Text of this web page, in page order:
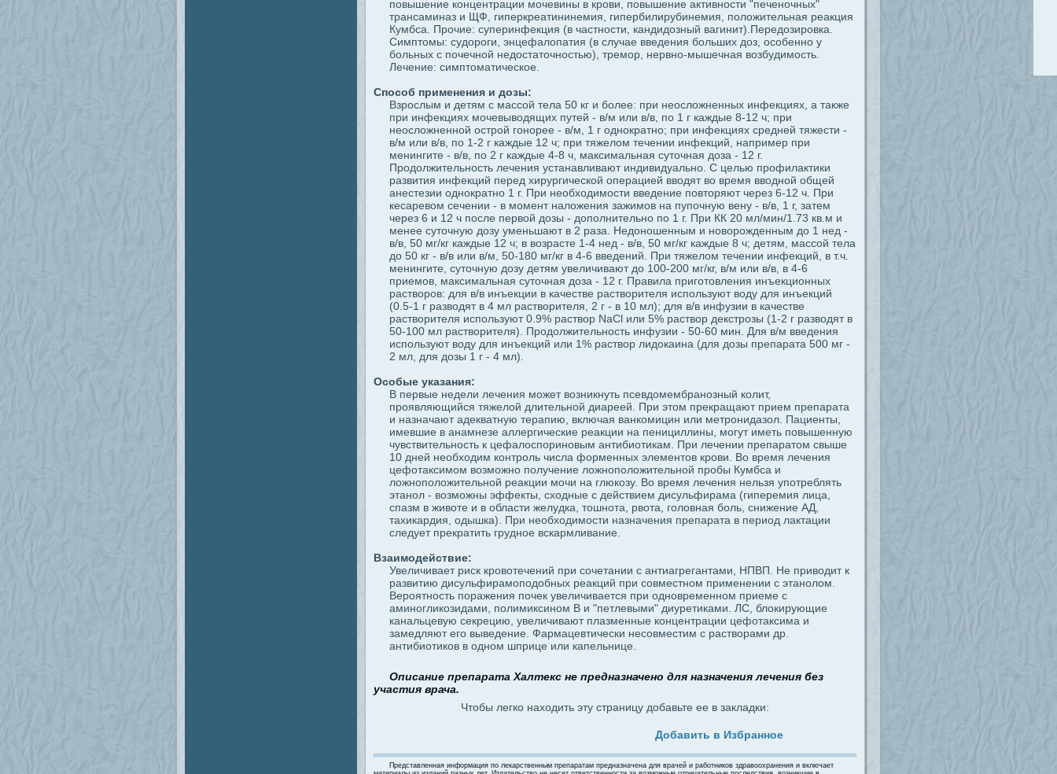
повышение концентрации мочевины в крови, повышение активности "печеночных"
трансаминаз и ЩФ, гиперкреатининемия, гипербилирубинемия, положительная реакция
Кумбса. Прочие: суперинфекция (в частности, кандидозный вагинит).Передозировка.
Симптомы: судороги, энцефалопатия (в случае введения больших доз, особенно у
больных с почечной недостаточностью), тремор, нервно-мышечная возбудимость.
Лечение: симптоматическое.
Способ применения и дозы:
Взрослым и детям с массой тела 50 кг и более: при неосложненных инфекциях, а также
при инфекциях мочевыводящих путей - в/м или в/в, по 1 г каждые 8-12 ч; при
неосложненной острой гонорее - в/м, 1 г однократно; при инфекциях средней тяжести -
в/м или в/в, по 1-2 г каждые 12 ч; при тяжелом течении инфекций, например при
менингите - в/в, по 2 г каждые 4-8 ч, максимальная суточная доза - 12 г.
Продолжительность лечения устанавливают индивидуально. С целью профилактики
развития инфекций перед хирургической операцией вводят во время вводной общей
анестезии однократно 1 г. При необходимости введение повторяют через 6-12 ч. При
кесаревом сечении - в момент наложения зажимов на пупочную вену - в/в, 1 г, затем
через 6 и 12 ч после первой дозы - дополнительно по 1 г. При КК 20 мл/мин/1.73 кв.м и
менее суточную дозу уменьшают в 2 раза. Недоношенным и новорожденным до 1 нед -
в/в, 50 мг/кг каждые 12 ч; в возрасте 1-4 нед - в/в, 50 мг/кг каждые 8 ч; детям, массой тела
до 50 кг - в/в или в/м, 50-180 мг/кг в 4-6 введений. При тяжелом течении инфекций, в т.ч.
менингите, суточную дозу детям увеличивают до 100-200 мг/кг, в/м или в/в, в 4-6
приемов, максимальная суточная доза - 12 г. Правила приготовления инъекционных
растворов: для в/в инъекции в качестве растворителя используют воду для инъекций
(0.5-1 г разводят в 4 мл растворителя, 2 г - в 10 мл); для в/в инфузии в качестве
растворителя используют 0.9% раствор NaCl или 5% раствор декстрозы (1-2 г разводят в
50-100 мл растворителя). Продолжительность инфузии - 50-60 мин. Для в/м введения
используют воду для инъекций или 1% раствор лидокаина (для дозы препарата 500 мг -
2 мл, для дозы 1 г - 4 мл).
Особые указания:
В первые недели лечения может возникнуть псевдомембранозный колит,
проявляющийся тяжелой длительной диареей. При этом прекращают прием препарата
и назначают адекватную терапию, включая ванкомицин или метронидазол. Пациенты,
имевшие в анамнезе аллергические реакции на пенициллины, могут иметь повышенную
чувствительность к цефалоспориновым антибиотикам. При лечении препаратом свыше
10 дней необходим контроль числа форменных элементов крови. Во время лечения
цефотаксимом возможно получение ложноположительной пробы Кумбса и
ложноположительной реакции мочи на глюкозу. Во время лечения нельзя употреблять
этанол - возможны эффекты, сходные с действием дисульфирама (гиперемия лица,
спазм в животе и в области желудка, тошнота, рвота, головная боль, снижение АД,
тахикардия, одышка). При необходимости назначения препарата в период лактации
следует прекратить грудное вскармливание.
Взаимодействие:
Увеличивает риск кровотечений при сочетании с антиагрегантами, НПВП. Не приводит к
развитию дисульфирамоподобных реакций при совместном применении с этанолом.
Вероятность поражения почек увеличивается при одновременном приеме с
аминогликозидами, полимиксином B и "петлевыми" диуретиками. ЛС, блокирующие
канальцевую секрецию, увеличивают плазменные концентрации цефотаксима и
замедляют его выведение. Фармацевтически несовместим с растворами др.
антибиотиков в одном шприце или капельнице.
Описание препарата Халтекс не предназначено для назначения лечения без
участия врача.
Чтобы легко находить эту страницу добавьте ее в закладки:
Добавить в Избранное
Представленная информация по лекарственным препаратам предназначена для врачей и работников здравоохранения и включает